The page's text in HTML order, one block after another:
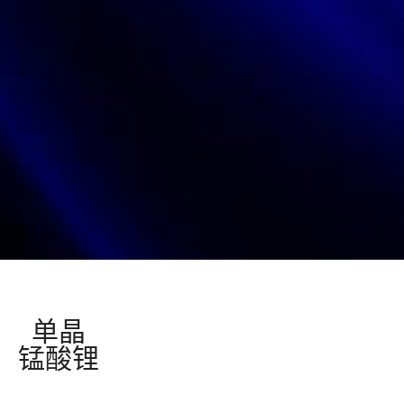
单晶
锰酸锂